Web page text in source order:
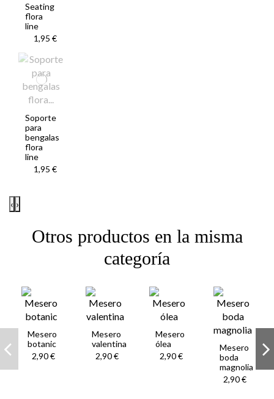
Seating
flora
line
1,95 €
Soporte
para
bengalas
flora
line
1,95 €
‹ ›
Otros productos en la misma
categoría
Mesero
botanic
2,90 €
Mesero
valentina
2,90 €
Mesero
ólea
2,90 €
Mesero
boda
magnolia
2,90 €